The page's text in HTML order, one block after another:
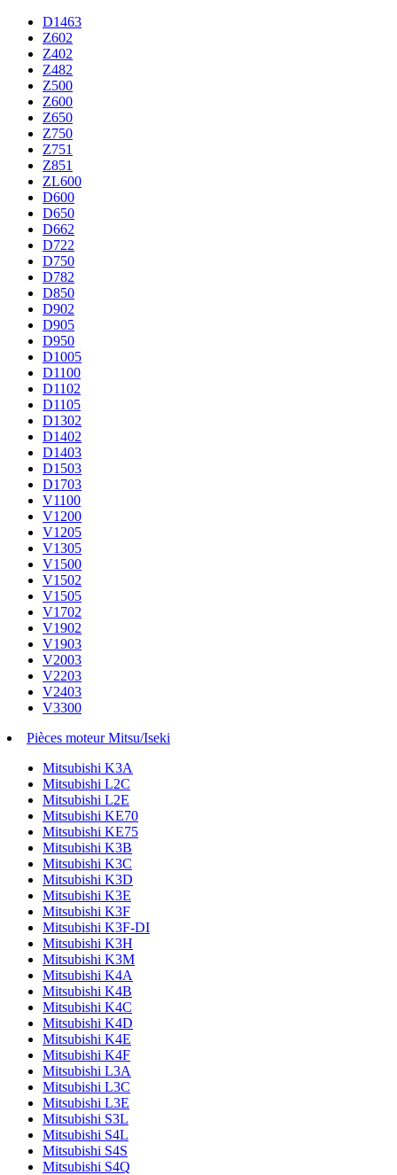
D1463
Z602
Z402
Z482
Z500
Z600
Z650
Z750
Z751
Z851
ZL600
D600
D650
D662
D722
D750
D782
D850
D902
D905
D950
D1005
D1100
D1102
D1105
D1302
D1402
D1403
D1503
D1703
V1100
V1200
V1205
V1305
V1500
V1502
V1505
V1702
V1902
V1903
V2003
V2203
V2403
V3300
Pièces moteur Mitsu/Iseki
Mitsubishi K3A
Mitsubishi L2C
Mitsubishi L2E
Mitsubishi KE70
Mitsubishi KE75
Mitsubishi K3B
Mitsubishi K3C
Mitsubishi K3D
Mitsubishi K3E
Mitsubishi K3F
Mitsubishi K3F-DI
Mitsubishi K3H
Mitsubishi K3M
Mitsubishi K4A
Mitsubishi K4B
Mitsubishi K4C
Mitsubishi K4D
Mitsubishi K4E
Mitsubishi K4F
Mitsubishi L3A
Mitsubishi L3C
Mitsubishi L3E
Mitsubishi S3L
Mitsubishi S4L
Mitsubishi S4S
Mitsubishi S4Q